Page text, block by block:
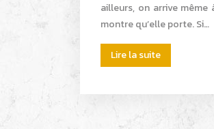
ailleurs, on arrive
montre qu’elle porte. Si…
Lire la suite